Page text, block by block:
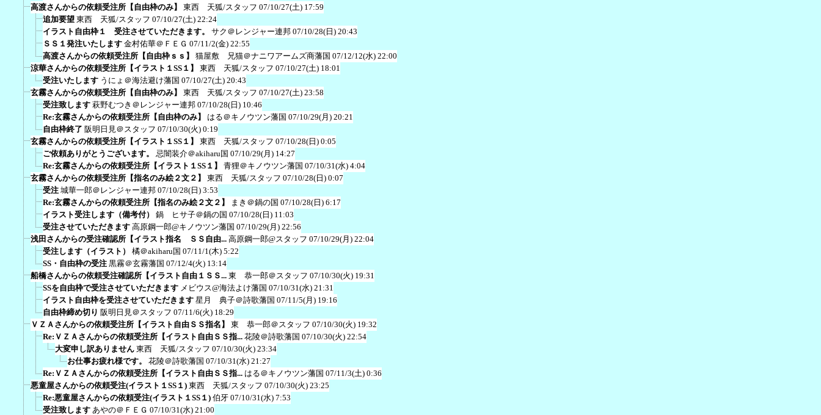
高渡さんからの依頼受注所【自由枠のみ】
東西 天狐/スタッフ 07/10/27(土) 17:59
追加要望 東西 天狐/スタッフ 07/10/27(土) 22:24
イラスト自由枠１ 受注させていただきます。
サク＠レンジャー連邦 07/10/28(日) 20:43
ＳＳ１発注いたします 金村佑華＠ＦＥＧ 07/11/2(金) 22:55
高渡さんからの依頼受注所【自由枠ｓｓ】
猫屋敷 兄猫＠ナニワアームズ商藩国 07/12/12(水) 22:00
涼華さんからの依頼受注所【イラスト１SS１】
東西 天狐/スタッフ 07/10/27(土) 18:01
受注いたします うにょ＠海法避け藩国 07/10/27(土) 20:43
玄霧さんからの依頼受注所【自由枠のみ】
東西 天狐/スタッフ 07/10/27(土) 23:58
受注致します 萩野むつき＠レンジャー連邦 07/10/28(日) 10:46
Re:玄霧さんからの依頼受注所【自由枠のみ】
はる＠キノウツン藩国 07/10/29(月) 20:21
自由枠終了 阪明日見＠スタッフ 07/10/30(火) 0:19
玄霧さんからの依頼受注所【イラスト１SS１】
東西 天狐/スタッフ 07/10/28(日) 0:05
ご依頼ありがとうございます。
忌闇装介＠akiharu国 07/10/29(月) 14:27
Re:玄霧さんからの依頼受注所【イラスト１SS１】
青狸＠キノウツン藩国 07/10/31(水) 4:04
玄霧さんからの依頼受注所【指名のみ絵２文２】
東西 天狐/スタッフ 07/10/28(日) 0:07
受注 城華一郎＠レンジャー連邦 07/10/28(日) 3:53
Re:玄霧さんからの依頼受注所【指名のみ絵２文２】
まき＠鍋の国 07/10/28(日) 6:17
イラスト受注します（備考付）
鍋 ヒサ子＠鍋の国 07/10/28(日) 11:03
受注させていただきます 高原鋼一郎@キノウツン藩国 07/10/29(月) 22:56
浅田さんからの受注確認所【イラスト指名 ＳＳ自由... 高原鋼一郎@スタッフ 07/10/29(月) 22:04
受注します（イラスト）
橘＠akiharu国 07/11/1(木) 5:22
SS・自由枠の受注 黒霧＠玄霧藩国 07/12/4(火) 13:14
船橋さんからの依頼受注確認所【イラスト自由１ＳＳ... 東 恭一郎＠スタッフ 07/10/30(火) 19:31
SSを自由枠で受注させていただきます メビウス@海法よけ藩国 07/10/31(水) 21:31
イラスト自由枠を受注させていただきます 星月 典子＠詩歌藩国 07/11/5(月) 19:16
自由枠締め切り 阪明日見＠スタッフ 07/11/6(火) 18:29
ＶＺＡさんからの依頼受注所【イラスト自由ＳＳ指名】
東 恭一郎＠スタッフ 07/10/30(火) 19:32
Re:ＶＺＡさんからの依頼受注所【イラスト自由ＳＳ指... 花陵＠詩歌藩国 07/10/30(火) 22:54
大変申し訳ありません 東西 天狐/スタッフ 07/10/30(火) 23:34
お仕事お疲れ様です。
花陵＠詩歌藩国 07/10/31(水) 21:27
Re:ＶＺＡさんからの依頼受注所【イラスト自由ＳＳ指... はる＠キノウツン藩国 07/11/3(土) 0:36
悪童屋さんからの依頼受注(イラスト１SS１) 東西 天狐/スタッフ 07/10/30(火) 23:25
Re:悪童屋さんからの依頼受注(イラスト１SS１) 伯牙 07/10/31(水) 7:53
受注致します あやの＠ＦＥＧ 07/10/31(水) 21:00